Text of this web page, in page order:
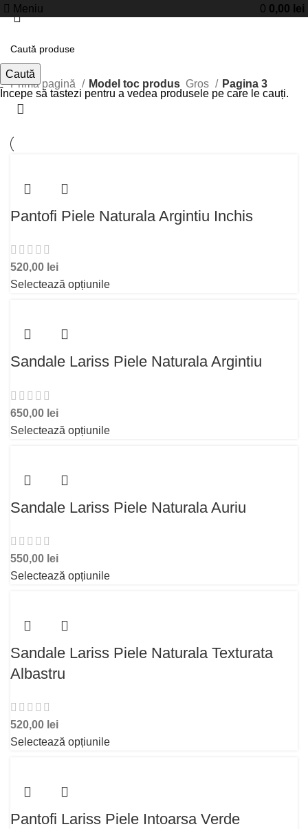
Meniu 0 0,00 lei
Gros
Prima pagină Model toc produs Gros Pagina 3
Pantofi Piele Naturala Argintiu Inchis
520,00 lei
Selectează opțiunile
Sandale Lariss Piele Naturala Argintiu
650,00 lei
Selectează opțiunile
Sandale Lariss Piele Naturala Auriu
550,00 lei
Selectează opțiunile
Sandale Lariss Piele Naturala Texturata
Albastru
520,00 lei
Selectează opțiunile
Pantofi Lariss Piele Intoarsa Verde
Caută
Începe să tastezi pentru a vedea produsele pe care le cauți.